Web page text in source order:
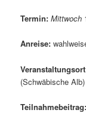
Termin: Mittwoch
Anreise:
(Schwäbische Alb)
Teilnahmebeitrag: